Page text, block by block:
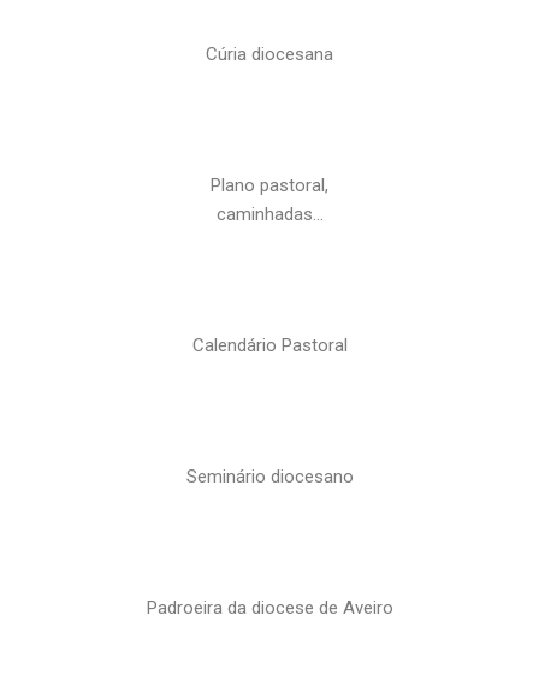
Cúria diocesana
Plano pastoral,
caminhadas…
Calendário Pastoral
Seminário diocesano
Padroeira da diocese de Aveiro